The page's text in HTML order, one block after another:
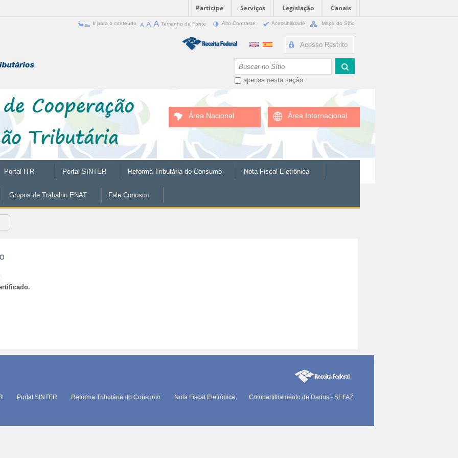
Participe Serviços Legislação
Canais
Ir para o conteúdo Tamanho da Fonte Alto Contraste Acessibilidade Mapa do Sítio
Acesso Restrito
apenas nesta seção
Área Nacional Área Internacional
Portal ITR Portal SINTER Reforma Tributária do Consumo Nota Fiscal Eletrônica
Grupos de Trabalho ENAT Fale Conosco
Portal SINTER Reforma Tributária do Consumo Nota Fiscal Eletrônica
Compartilhamento de Dados - SEFAZ